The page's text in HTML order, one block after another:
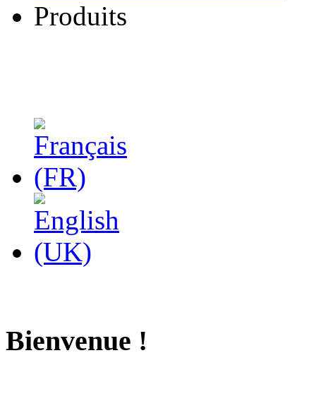
Produits
Bienvenue !